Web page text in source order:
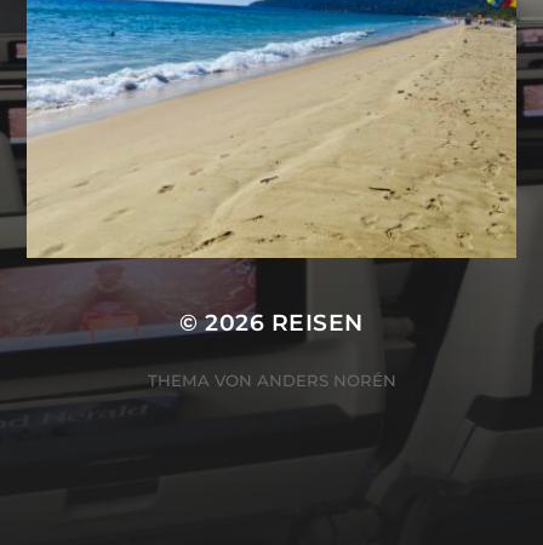
© 2026 REISEN
THEMA VON ANDERS NORÉN